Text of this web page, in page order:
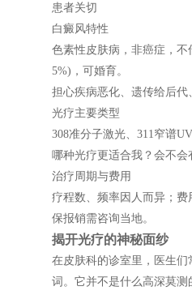
患者关切
白癜风特性
色素性皮肤病，非癌症，不
5%)，可婚育。
担心疾病恶化、遗传给后代
光疗主要类型
308准分子激光、311窄谱
哪种光疗更适合我？会不会
治疗周期与费用
疗程数、频率因人而异；费
保报销需咨询当地。
揭开光疗的神秘面纱
在皮肤科的诊室里，医生们
词。它并不是什么高深莫测